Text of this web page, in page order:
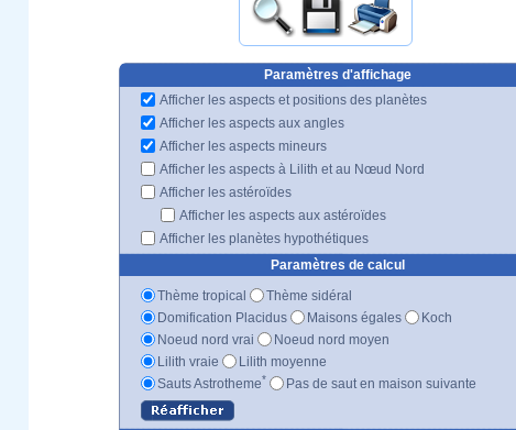
Paramètres d'affichage
Afficher les aspects et positions des planètes
Afficher les aspects aux angles
Afficher les aspects mineurs
Afficher les aspects à Lilith et au Nœud Nord
Afficher les astéroïdes
Afficher les aspects aux astéroïdes
Afficher les planètes hypothétiques
Paramètres de calcul
Thème tropical
Thème sidéral
Domification Placidus
Maisons égales
Koch
Noeud nord vrai
Noeud nord moyen
Lilith vraie
Lilith moyenne
Sauts Astrotheme* Pas de saut en maison suivante